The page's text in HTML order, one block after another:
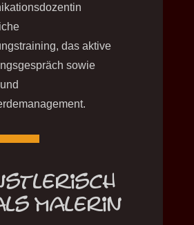
das aktive
sowie
Malerin